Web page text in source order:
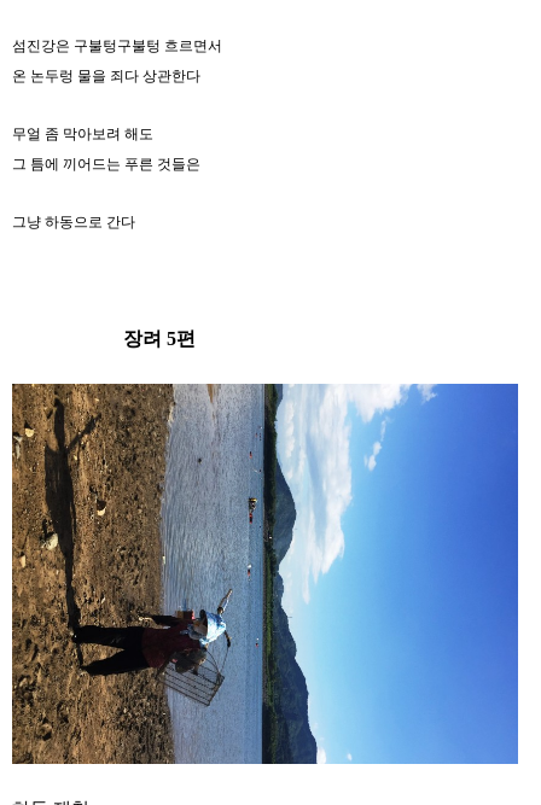
섬진강은 구불텅구불텅 흐르면서
온 논두렁 물을 죄다 상관한다
무얼 좀 막아보려 해도
그 틈에 끼어드는 푸른 것들은
그냥 하동으로 간다
장려 5편